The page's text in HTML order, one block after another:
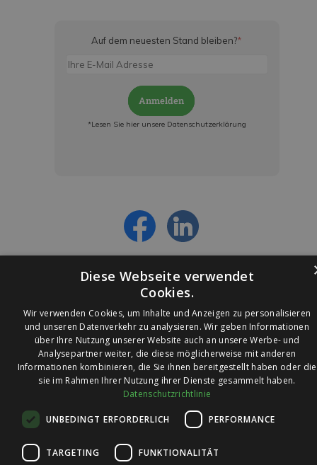
Auf dem neuesten Stand bleiben?*
Anmelden
*Lesen Sie hier unsere Datenschutzerklärung
© 2026 Ledleuchtendiscounter.de
auf
Trusted Shops
Diese Webseite verwendet
Cookies.
Wir verwenden Cookies, um Inhalte und Anzeigen zu personalisieren
und unseren Datenverkehr zu analysieren. Wir geben Informationen
über Ihre Nutzung unserer Website auch an unsere Werbe- und
Analysepartner weiter, die diese möglicherweise mit anderen
Informationen kombinieren, die Sie ihnen bereitgestellt haben oder die
sie im Rahmen Ihrer Nutzung ihrer Dienste gesammelt haben.
Datenschutzrichtlinie
UNBEDINGT ERFORDERLICH PERFORMANCE
TARGETING FUNKTIONALITÄT